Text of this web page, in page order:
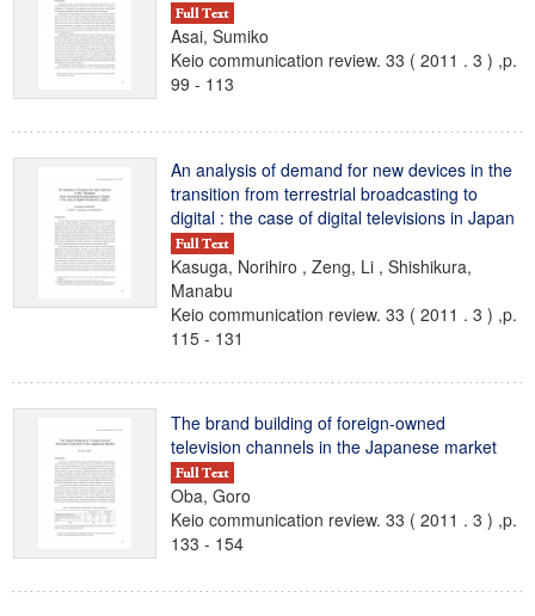
Asai, Sumiko
Keio communication review. 33 ( 2011 . 3 ) ,p.
99 - 113
An analysis of demand for new devices in the
transition from terrestrial broadcasting to
digital : the case of digital televisions in Japan
Kasuga, Norihiro , Zeng, Li , Shishikura,
Manabu
Keio communication review. 33 ( 2011 . 3 ) ,p.
115 - 131
The brand building of foreign-owned
television channels in the Japanese market
Oba, Goro
Keio communication review. 33 ( 2011 . 3 ) ,p.
133 - 154